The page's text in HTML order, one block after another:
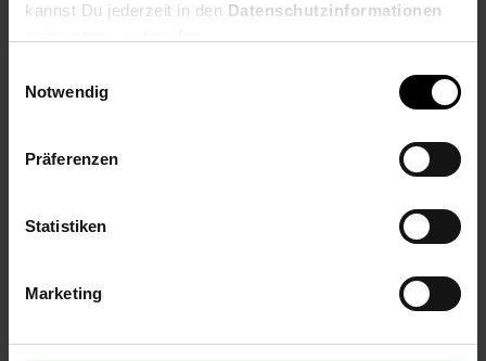
kannst Du jederzeit in den Datenschutzinformationen
Notwendig
Präferenzen
Statistiken
Marketing
Hörgerätekompatibel
EAN: 4897027121889